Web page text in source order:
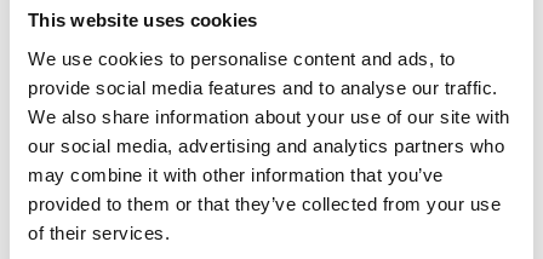
This website uses cookies
We use cookies to personalise content and ads, to
provide social media features and to analyse our traffic.
We also share information about your use of our site with
our social media, advertising and analytics partners who
may combine it with other information that you’ve
provided to them or that they’ve collected from your use
of their services.